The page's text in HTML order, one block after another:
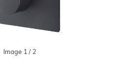
Image 1 / 2